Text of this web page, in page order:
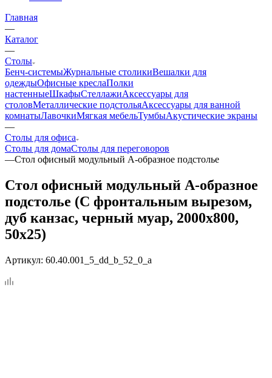
Главная
—
Каталог
—
Столы
Бенч-системыЖурнальные столикиВешалки для
одеждыОфисные креслаПолки
настенныеШкафыСтеллажиАксессуары для
столовМеталлические подстольяАксессуары для ванной
комнатыЛавочкиМягкая мебельТумбыАкустические экраны
—
Столы для офиса
Столы для домаСтолы для переговоров
—Стол офисный модульный А-образное подстолье
Стол офисный модульный А-образное
подстолье (С фронтальным вырезом,
дуб канзас, черный муар, 2000x800,
50x25)
Артикул: 60.40.001_5_dd_b_52_0_a